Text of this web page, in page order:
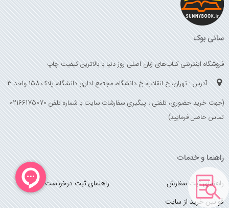
سانی بوک
فروشگاه اینترنتی کتاب‌های زبان اصلی روز دنیا با بالاترین کیفیت چاپ
آدرس : تهران، خ انقلاب، خ دانشگاه، مجتمع اداری دانشگاه، پلاک 158 واحد 3
(جهت خرید حضوری، تلفنی ، پیگیری سفارشات سایت با شماره تلفن 02166175070
تماس حاصل فرمایید)
راهنما و خدمات
راهنمای ثبت سفارش
راهنمای ثبت درخواست کتاب
قوانین خرید از سایت